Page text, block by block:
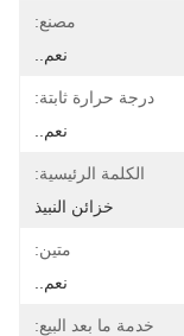
مصنع:
نعم..
درجة حرارة ثابتة:
نعم..
الكلمة الرئيسية:
خزائن النبيذ
متين:
نعم..
خدمة ما بعد البيع: